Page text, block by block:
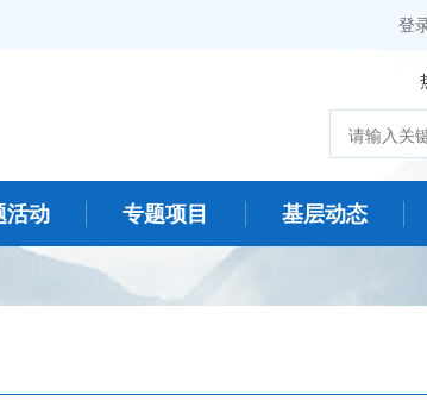
登
活动 专题项目 基层动态